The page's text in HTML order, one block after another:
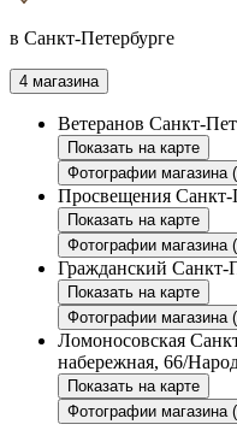
в Санкт-Петербурге
4 магазина
Ветеранов Санкт-
Показать на карте
Фотографии магазина
Просвещения Санкт-
Показать на карте
Фотографии магазина
Гражданский Санкт-
Показать на карте
Фотографии магазина
Ломоносовская
набережная, 66/
Показать на карте
Фотографии магазина